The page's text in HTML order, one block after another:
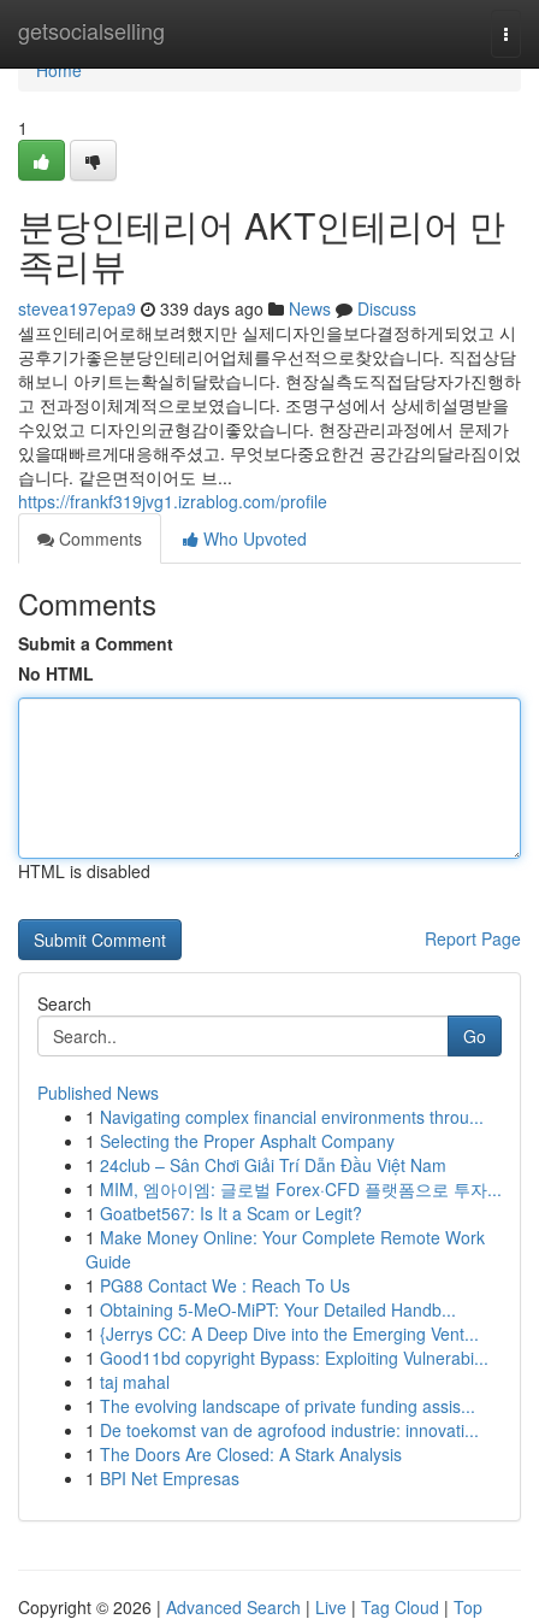
getsocialselling
Home
Home
1
분당인테리어 AKT인테리어 만
족리뷰
stevea197epa9 339 days ago News
Discuss
셀프인테리어로해보려했지만 실제디자인을보다결정하게되었고 시
공후기가좋은분당인테리어업체를우선적으로찾았습니다. 직접상담
해보니 아키트는확실히달랐습니다. 현장실측도직접담당자가진행하
고 전과정이체계적으로보였습니다. 조명구성에서 상세히설명받을
수있었고 디자인의균형감이좋았습니다. 현장관리과정에서 문제가
있을때빠르게대응해주셨고. 무엇보다중요한건 공간감의달라짐이었
습니다. 같은면적이어도 브...
https://frankf319jvg1.izrablog.com/profile
Comments
Who Upvoted
Comments
Submit a Comment
No HTML
HTML is disabled
Report Page
Search
Go
Published News
1 Navigating complex financial environments throu...
1 Selecting the Proper Asphalt Company
1 24club – Sân Chơi Giải Trí Dẫn Đầu Việt Nam
1 MIM, 엠아이엠: 글로벌 Forex·CFD 플랫폼으로 투자...
1 Goatbet567: Is It a Scam or Legit?
1 Make Money Online: Your Complete Remote Work
Guide
1 PG88 Contact We : Reach To Us
1 Obtaining 5-MeO-MiPT: Your Detailed Handb...
1 {Jerrys CC: A Deep Dive into the Emerging Vent...
1 Good11bd copyright Bypass: Exploiting Vulnerabi...
1 taj mahal
1 The evolving landscape of private funding assis...
1 De toekomst van de agrofood industrie: innovati...
1 The Doors Are Closed: A Stark Analysis
1 BPI Net Empresas
Copyright © 2026 | Advanced Search | Live | Tag Cloud | Top